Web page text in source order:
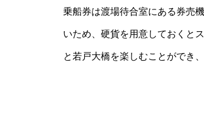
乗船券は渡場待合室にある券売
いため、硬貨を用意しておくと
と若戸大橋を楽しむことができ